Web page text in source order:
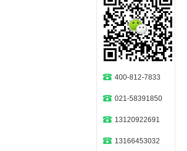
400-812-7833
021-58391850
13120922691
13166453032